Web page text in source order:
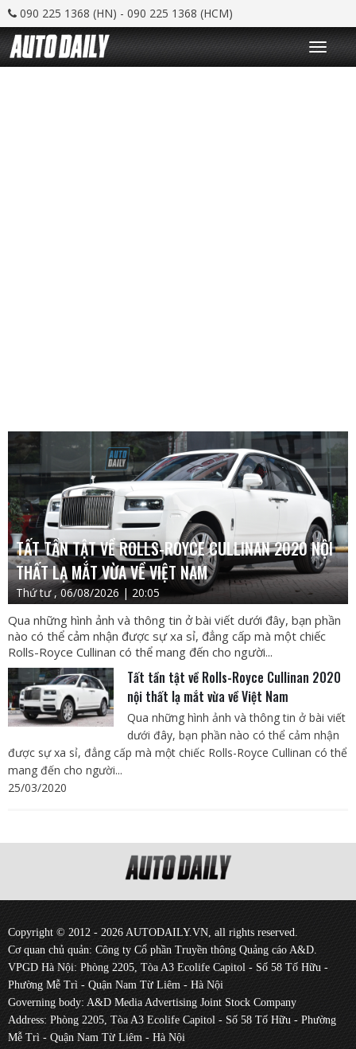
090 225 1368 (HN) - 090 225 1368 (HCM)
T
o
g
TẤT TẦN TẬT VỀ ROLLS-ROYCE CULLINAN 2020 NỘI
THẤT LẠ MẮT VỪA VỀ VIỆT NAM
Thứ tư , 06/08/2026 | 20:05
Qua những hình ảnh và thông tin ở bài viết dưới đây, bạn phần
nào có thể cảm nhận được sự xa sỉ, đẳng cấp mà một chiếc
Rolls-Royce Cullinan có thể mang đến cho người...
Tất tần tật về Rolls-Royce Cullinan 2020
nội thất lạ mắt vừa về Việt Nam
Qua những hình ảnh và thông tin ở bài viết
dưới đây, bạn phần nào có thể cảm nhận
được sự xa sỉ, đẳng cấp mà một chiếc Rolls-Royce Cullinan có thể
mang đến cho người...
25/03/2020
Copyright © 2012 - 2026 AUTODAILY.VN, all rights reserved.
Cơ quan chủ quản: Công ty Cổ phần Truyền thông Quảng cáo A&D.
VPGD Hà Nội: Phòng 2205, Tòa A3 Ecolife Capitol - Số 58 Tố Hữu -
Phường Mễ Trì - Quận Nam Từ Liêm - Hà Nội
Governing body: A&D Media Advertising Joint Stock Company
Address: Phòng 2205, Tòa A3 Ecolife Capitol - Số 58 Tố Hữu - Phường
Mễ Trì - Quận Nam Từ Liêm - Hà Nội